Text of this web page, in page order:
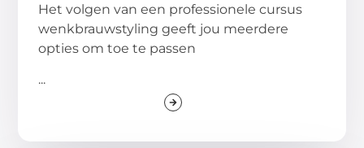
Het volgen van een professionele cursus
wenkbrauwstyling geeft jou meerdere
opties om toe te passen
...